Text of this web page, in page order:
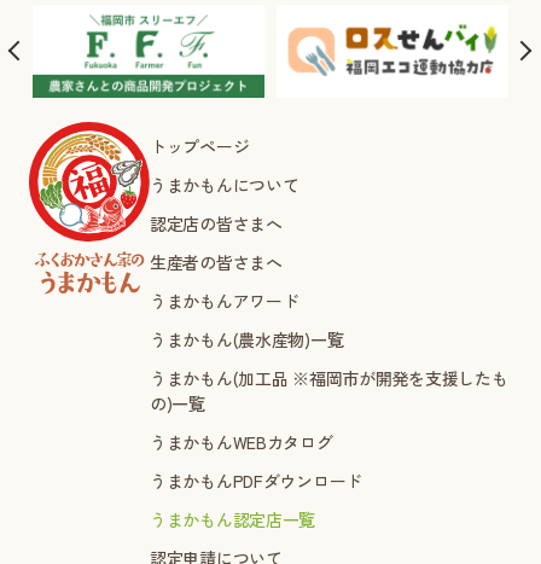
トップページ
うまかもんについて
認定店の皆さまへ
生産者の皆さまへ
うまかもんアワード
うまかもん(農水産物)一覧
うまかもん(加工品 ※福岡市が開発を支援したも
の)一覧
うまかもんWEBカタログ
うまかもんPDFダウンロード
うまかもん認定店一覧
認定申請について